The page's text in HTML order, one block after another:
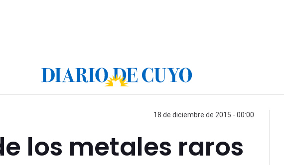
18 de diciembre de 2015 - 00:00
los metales raros